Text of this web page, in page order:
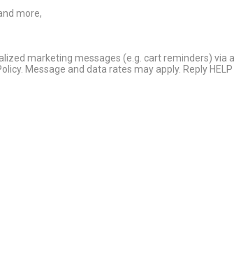
more,
marketing messages (e.g. cart reminders) via
Message and data rates may apply. Reply